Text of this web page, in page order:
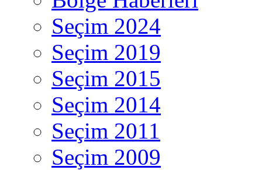
Seçim 2024
Seçim 2019
Seçim 2015
Seçim 2014
Seçim 2011
Seçim 2009